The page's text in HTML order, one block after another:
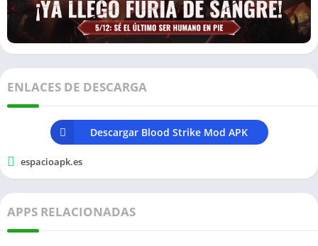
ENLACES DE DESCARGA
Descargar Blood Strike Mod APK
espacioapk.es
APPS RELACIONADAS